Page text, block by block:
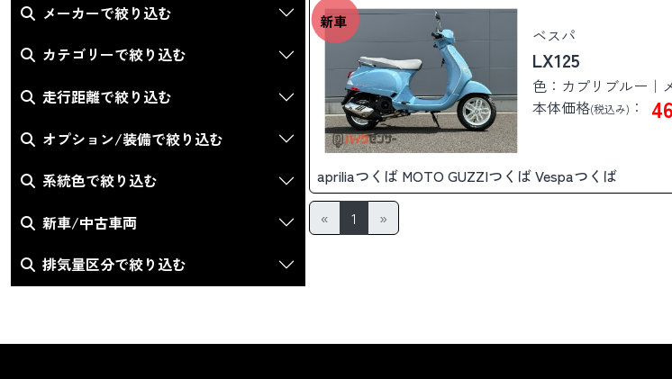
新車
ベスパ
LX125
色：カプリブルー｜
本体価格(税込み) ：
apriliaつくば MOTO GUZZIつくば Vespaつくば
« 1 »
メーカーで絞り込む
カテゴリーで絞り込む
走行距離で絞り込む
オプション/装備で絞り込む
系統色で絞り込む
新車/中古車両
排気量区分で絞り込む